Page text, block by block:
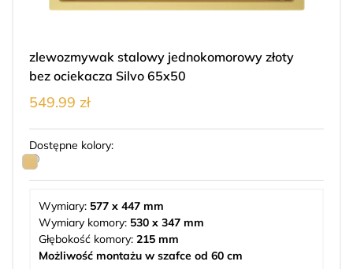
zlewozmywak stalowy jednokomorowy złoty
bez ociekacza Silvo 65x50
549.99 zł
Dostępne kolory:
Wymiary: 577 x 447 mm
Wymiary komory: 530 x 347 mm
Głębokość komory: 215 mm
Możliwość montażu w szafce od 60 cm